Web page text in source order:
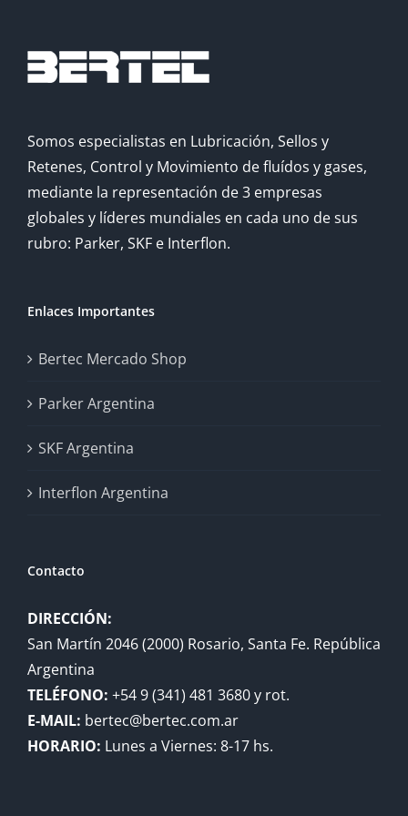
Somos especialistas en Lubricación, Sellos y
Retenes, Control y Movimiento de fluídos y gases,
mediante la representación de 3 empresas
globales y líderes mundiales en cada uno de sus
rubro: Parker, SKF e Interflon.
Enlaces Importantes
Bertec Mercado Shop
Parker Argentina
SKF Argentina
Interflon Argentina
Contacto
DIRECCIÓN:
San Martín 2046 (2000) Rosario, Santa Fe. República
Argentina
TELÉFONO: +54 9 (341) 481 3680 y rot.
E-MAIL: bertec@bertec.com.ar
HORARIO: Lunes a Viernes: 8-17 hs.